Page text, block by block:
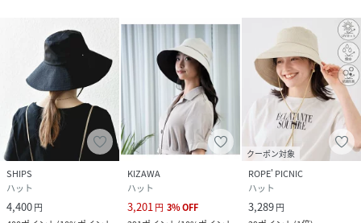
・ブランドのお気に入り登録
DEVICE店のお得な情報「新着アイテム」「セールアイテ
ム」など、見逃せない情報をお送りいたします！
こちらの機能も合わせてお使い頂くとよりお買い物を楽しん
で頂けます！
性別タイプ ユニセックス
原産国 MADE IN VIETNAM
素材 コットン100％
SHIPS
ハット
4,400円
KIZAWA
ハット
3,201円 3%OFF
クーポン対象
ROPE' PICNIC
ハット
3,289円